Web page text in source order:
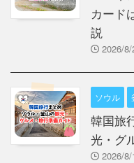
カード
説
2026/8/
ソウル
韓国旅
光・グ
2026/8/